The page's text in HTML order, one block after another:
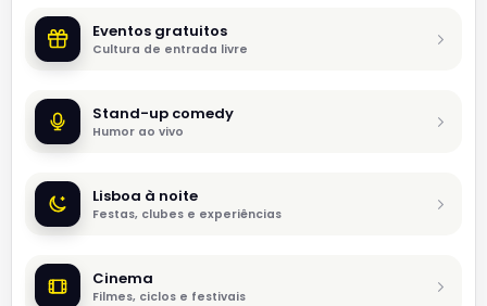
Eventos gratuitos
Cultura de entrada livre
Stand-up comedy
Humor ao vivo
Lisboa à noite
Festas, clubes e experiências
Cinema
Filmes, ciclos e festivais